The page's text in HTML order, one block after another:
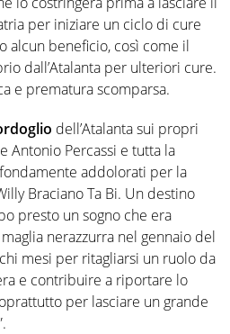
per iniziare un ciclo di cure
alcun beneficio, così come il
dall’Atalanta per ulteriori cure.
e prematura scomparsa.
dell’Atalanta sui propri
Antonio Percassi e tutta la
addolorati per la
Braciano Ta Bi. Un destino
presto un sogno che era
nerazzurra nel gennaio del
mesi per ritagliarsi un ruolo da
e contribuire a riportare lo
per lasciare un grande